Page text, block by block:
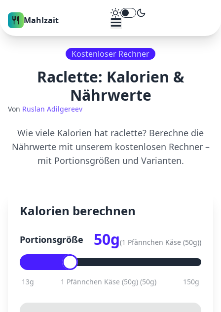
Mahlzait Theme umschalten
Kostenloser Rechner
Raclette: Kalorien &
Nährwerte
Von Ruslan Adilgereev
Wie viele Kalorien hat raclette? Berechne die
Nährwerte mit unserem kostenlosen Rechner –
mit Portionsgrößen und Varianten.
Kalorien berechnen
Portionsgröße 50g(1 Pfännchen Käse (50g))
13g 1 Pfännchen Käse (50g) (50g) 150g